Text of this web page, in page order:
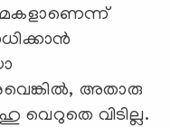
അതാരു
വെറുതെ വിടില്ല.